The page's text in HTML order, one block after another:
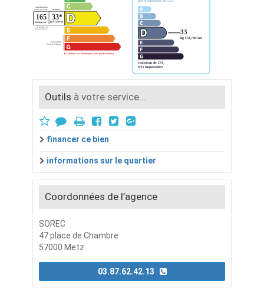
Outils à votre service...
financer ce bien
informations sur le quartier
Coordonnées de l’agence
SOREC
47 place de Chambre
57000 Metz